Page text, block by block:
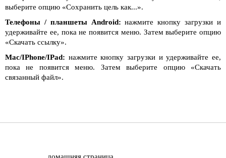
выберите опцию «Сохранить цель как...».
Телефоны / планшеты Android: нажмите кнопку загрузки и
удерживайте ее, пока не появится меню. Затем выберите опцию
«Скачать ссылку».
Mac/IPhone/IPad: нажмите кнопку загрузки и удерживайте ее,
пока не появится меню. Затем выберите опцию «Скачать
связанный файл».